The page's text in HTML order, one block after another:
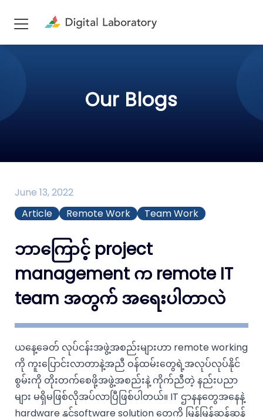
Our Blogs
June 13, 2022
Article
Remote Work Team Work
ဘာကြောင့် project
management က remote IT
team အတွက် အရေးပါတာလဲ
ယနေ့ခေတ် လုပ်ငန်းအဖွဲ့အစည်းများဟာ remote working
ကို ကူးပြောင်းလာတာနဲ့အညီ ဝန်ထမ်းတွေရဲ့အလုပ်လုပ်နိုင်
စွမ်းကို တိုးတက်စေဖို့အဖွဲ့အစည်းနဲ့ ကိုက်ညီတဲ့ နည်းပညာ
များ မရှိမဖြစ်လိုအပ်လာပြီဖြစ်ပါတယ်။ IT ဌာနနတွေအနေနဲ့
hardware နှင့်software solution တွေကို မြန်မြန်ဆန်ဆန်